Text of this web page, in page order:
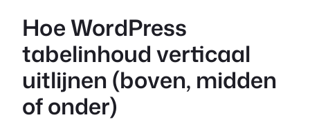
Hoe WordPress
tabelinhoud verticaal
uitlijnen (boven, midden
of onder)